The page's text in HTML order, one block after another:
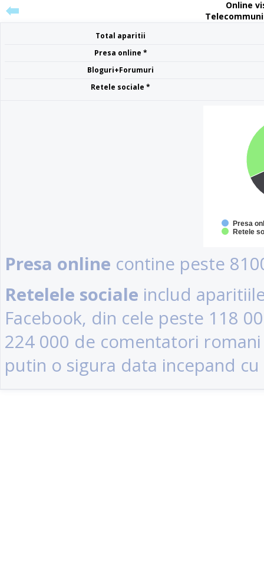
Online
Total aparitii
Presa online *
Bloguri+Forumuri
Retele sociale *
Presa
Retele
Presa online contine peste
Retelele sociale includ
Facebook, din cele peste 118
224 000 de comentatori
putin o sigura data incepand